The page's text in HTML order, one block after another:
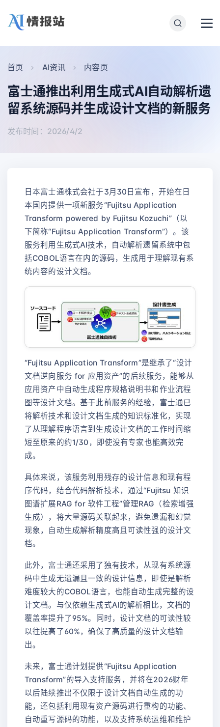
首页 AI资讯 内容页
富士通推出利用生成式AI自动解析遗
留系统源码并生成设计文档的新服务
发布时间：2026/4/2
日本富士通株式会社于3月30日宣布，开始在日
本国内提供一项新服务“Fujitsu Application
Transform powered by Fujitsu Kozuchi”（以
下简称“Fujitsu Application Transform”）。该
服务利用生成式AI技术，自动解析遗留系统中包
括COBOL语言在内的源码，生成用于理解现有系
统内容的设计文档。
“Fujitsu Application Transform”是继承了“设计
文档逆向服务 for 应用资产”的后续服务，能够从
应用资产中自动生成程序规格说明书和作业流程
图等设计文档。基于此前服务的经验，富士通已
将解析技术和设计文档生成的知识标准化，实现
了从理解程序语言到生成设计文档的工作时间缩
短至原来的约1/30，即使没有专家也能高效完
成。
具体来说，该服务利用残存的设计信息和现有程
序代码，结合代码解析技术，通过“Fujitsu 知识
图谱扩展RAG for 软件工程”管理RAG（检索增强
生成），将大量源码关联起来，避免遗漏和幻觉
现象，自动生成解析精度高且可读性强的设计文
档。
此外，富士通还采用了独有技术，从现有系统源
码中生成无遗漏且一致的设计信息，即使是解析
难度较大的COBOL语言，也能自动生成完整的设
计文档。与仅依赖生成式AI的解析相比，文档的
覆盖率提升了95%。同时，设计文档的可读性较
以往提高了60%，确保了高质量的设计文档输
出。
未来，富士通计划提供“Fujitsu Application
Transform”的导入支持服务，并将在2026财年
以后陆续推出不仅限于设计文档自动生成的功
能，还包括利用现有资产源码进行重构的功能、
自动重写源码的功能，以及支持系统运维和维护